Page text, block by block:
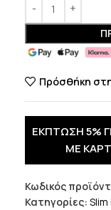
Πρόσθήκη
ΕΚΠΤΩΣΗ 5%
ΜΕ
Κωδικός
Κατηγορίες: Slim